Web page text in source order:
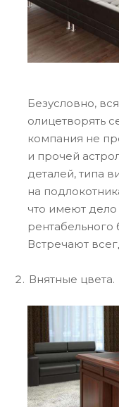
Безусловно,
олицетворять
компания не
и прочей
деталей, типа
на
что имеют
рентабельного
Встречают
Внятные цвета.